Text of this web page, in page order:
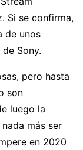
Si se confirma,
de unos
Sony.
pero hasta
son
luego la
más ser
en 2020